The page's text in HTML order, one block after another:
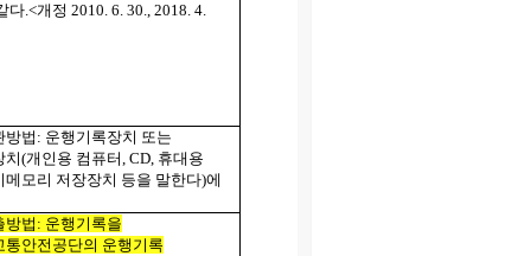
다.<개정 2010. 6. 30., 2018. 4.
방법 : 운행기록장치 또는
치(개인용 컴퓨터, CD, 휴대용
메모리 저장장치 등을 말한다)에
방법 : 운행기록을
통안전공단의 운행기록